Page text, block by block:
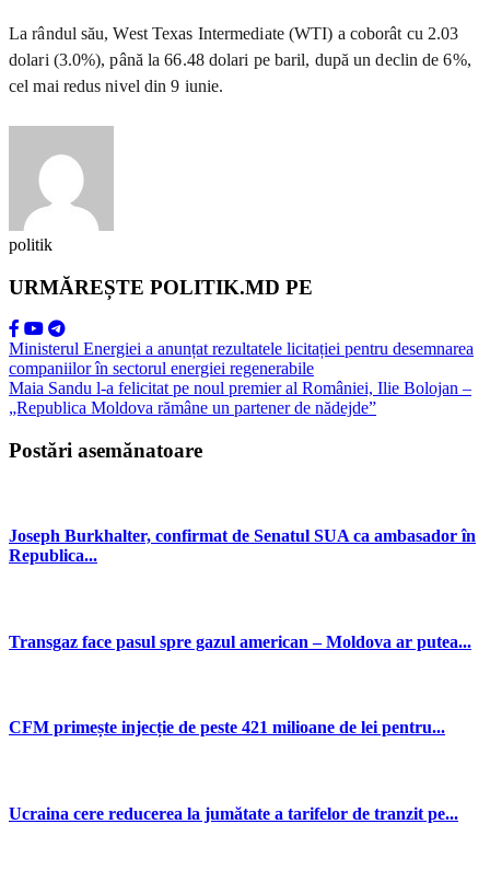
La rândul său, West Texas Intermediate (WTI) a coborât cu 2.03
dolari (3.0%), până la 66.48 dolari pe baril, după un declin de 6%,
cel mai redus nivel din 9 iunie.
politik
URMĂREȘTE POLITIK.MD PE
Ministerul Energiei a anunțat rezultatele licitației pentru desemnarea
companiilor în sectorul energiei regenerabile
Maia Sandu l-a felicitat pe noul premier al României, Ilie Bolojan –
„Republica Moldova rămâne un partener de nădejde”
Postări asemănatoare
Joseph Burkhalter, confirmat de Senatul SUA ca ambasador în
Republica...
Transgaz face pasul spre gazul american – Moldova ar putea...
CFM primește injecție de peste 421 milioane de lei pentru...
Ucraina cere reducerea la jumătate a tarifelor de tranzit pe...